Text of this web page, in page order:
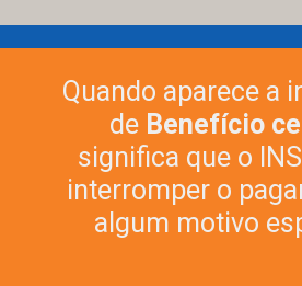
Quando aparece a
de Benefício
significa que o
interromper o
algum motivo